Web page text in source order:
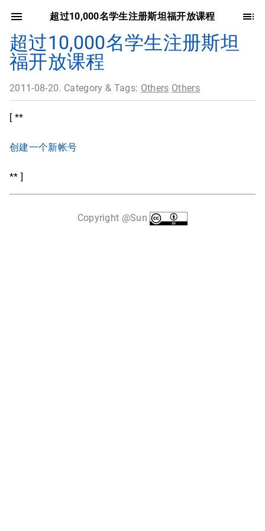
超过10,000名学生注册斯坦福开放课程
超过10,000名学生注册斯坦
福开放课程
2011-08-20. Category & Tags: Others Others
[ **
创建一个新帐号
** ]
Copyright @Sun